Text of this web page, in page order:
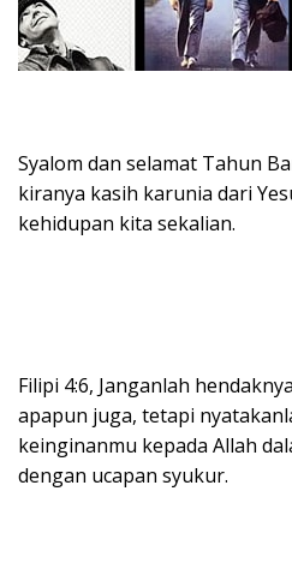
Syalom dan selamat Tahun
kiranya kasih karunia dari
kehidupan kita sekalian.
Filipi 4:6, Janganlah
apapun juga, tetapi
keinginanmu kepada Allah
dengan ucapan syukur.